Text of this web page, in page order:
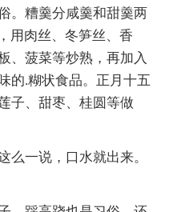
。糟羹分咸羹和甜羹两
用肉丝、冬笋丝、香
、菠菜等炒熟，再加入
的.糊状食品。正月十五
子、甜枣、桂圆等做
么一说，口水就出来。